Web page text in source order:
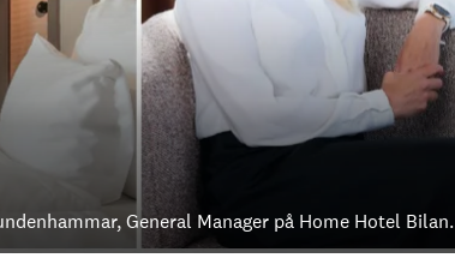
General Manager på Home Hotel Bilan.